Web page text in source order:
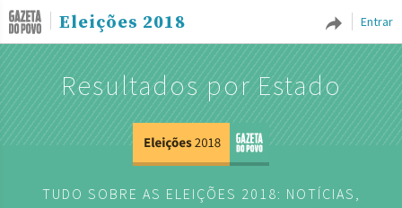
Entrar
Eleições 2018
Resultados por Estado
TUDO SOBRE AS ELEIÇÕES 2018: NOTÍCIAS,